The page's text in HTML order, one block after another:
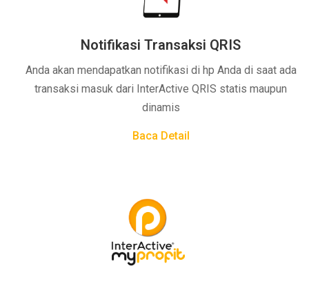
Notifikasi Transaksi QRIS
Anda akan mendapatkan notifikasi di hp Anda di saat ada
transaksi masuk dari InterActive QRIS statis maupun
dinamis
Baca Detail